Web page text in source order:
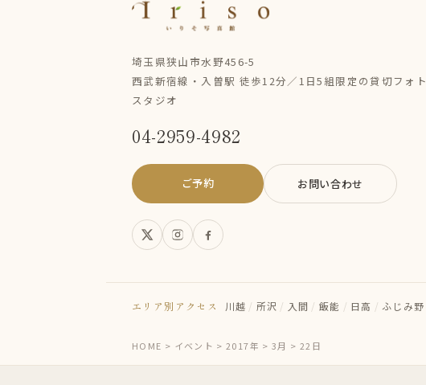
埼玉県狭山市水野456-5
西武新宿線・入曽駅 徒歩12分／1日5組限定の貸切フォト
スタジオ
04-2959-4982
ご予約 お問い合わせ
エリア別アクセス 川越 / 所沢 / 入間 / 飯能 / 日高 / ふじみ野
HOME > イベント >2017年 > 3月 > 22日